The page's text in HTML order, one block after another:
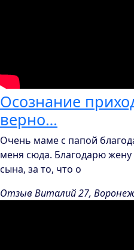
Осознание
верно…
Очень маме с папой
меня сюда. Благодарю
сына, за то, что о
Отзыв Виталий 27,